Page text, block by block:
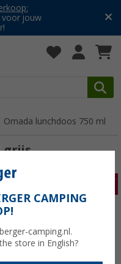
voor jouw
Omada lunchdoos 750 ml
grijs
CAMPING
camping.nl.
store in English?